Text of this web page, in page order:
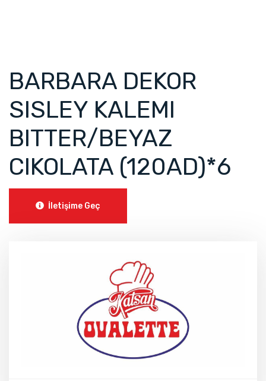
BARBARA DEKOR
SISLEY KALEMI
BITTER/BEYAZ
CIKOLATA (120AD)*6
İletişime Geç